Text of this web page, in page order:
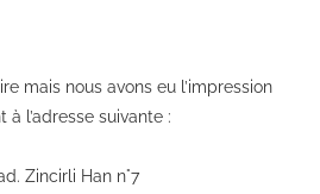
mais nous avons eu l’impression
l’adresse suivante :
Zincirli Han n°7